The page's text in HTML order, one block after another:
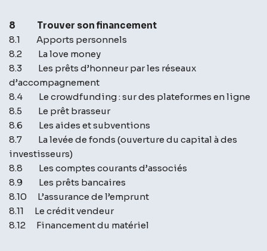
8 Trouver son financement
8.1 Apports personnels
8.2 La love money
8.3 Les prêts d’honneur par les réseaux
d’accompagnement
8.4 Le crowdfunding : sur des plateformes en ligne
8.5 Le prêt brasseur
8.6 Les aides et subventions
8.7 La levée de fonds (ouverture du capital à des
investisseurs)
8.8 Les comptes courants d’associés
8.9 Les prêts bancaires
8.10 L’assurance de l’emprunt
8.11 Le crédit vendeur
8.12 Financement du matériel